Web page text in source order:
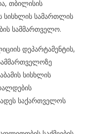
თბილისის
სისხლის სამართლის
სამმართველო.
დეპარტამენტის,
სისხლის
საქართველოს